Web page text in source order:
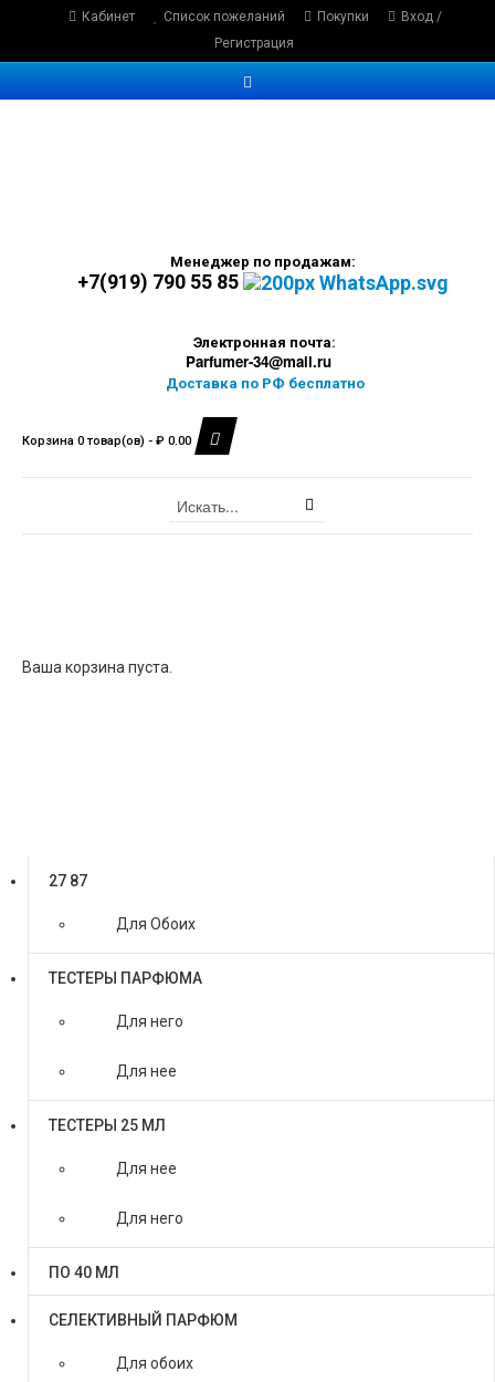
Кабинет Список пожеланий Покупки
Вход /
Регистрация
Менеджер по продажам:
+7(919) 790 55 85
Электронная почта:
Parfumer-34@mail.ru
Доставка по РФ бесплатно
Корзина 0 товар(ов) - ₽ 0.00
Ваша корзина пуста.
27 87
Для Обоих
ТЕСТЕРЫ ПАРФЮМА
Для него
Для нее
ТЕСТЕРЫ 25 МЛ
Для нее
Для него
ПО 40 МЛ
СЕЛЕКТИВНЫЙ ПАРФЮМ
Для обоих